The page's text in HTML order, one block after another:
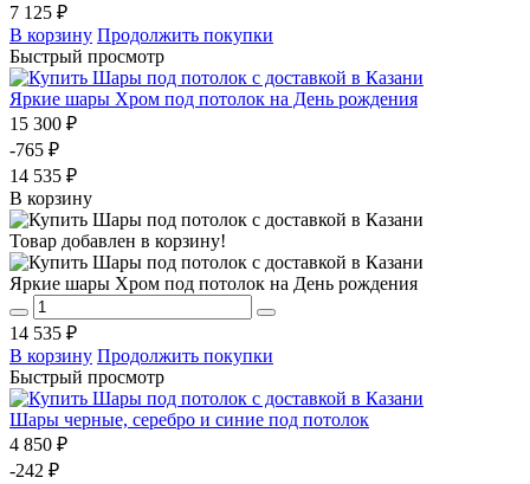
7 125 ₽
В корзину Продолжить покупки
Быстрый просмотр
Яркие шары Хром под потолок на День рождения
15 300 ₽
-765 ₽
14 535 ₽
В корзину
Товар добавлен в корзину!
Яркие шары Хром под потолок на День рождения
14 535 ₽
В корзину Продолжить покупки
Быстрый просмотр
Шары черные, серебро и синие под потолок
4 850 ₽
-242 ₽